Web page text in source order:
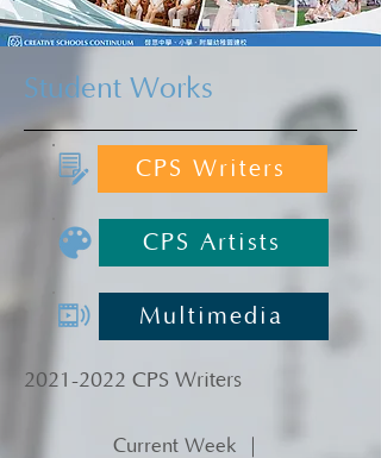
Student Works
CPS Writers
CPS Artists
Multimedia
2021-2022 CPS Writers
Current Week ｜